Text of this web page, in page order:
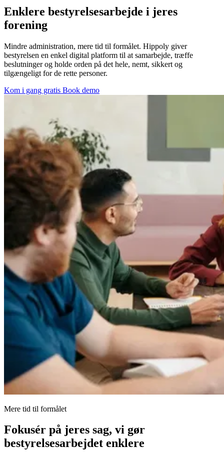
Enklere bestyrelsesarbejde i jeres
forening
Mindre administration, mere tid til formålet. Hippoly giver
bestyrelsen en enkel digital platform til at samarbejde, træffe
beslutninger og holde orden på det hele, nemt, sikkert og
tilgængeligt for de rette personer.
Kom i gang gratis Book demo
Mere tid til formålet
Fokusér på jeres sag, vi gør
bestyrelsesarbejdet enklere